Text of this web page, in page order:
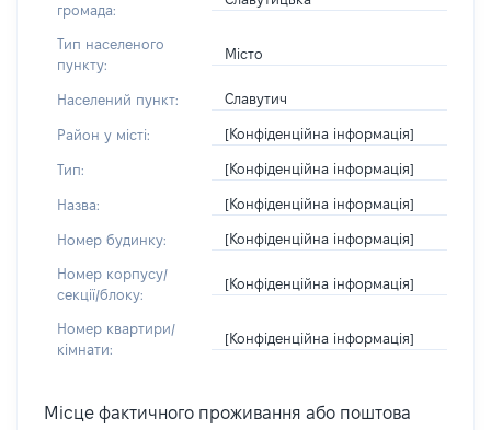
громада:
Тип населеного
пункту:
Місто
Населений пункт: Славутич
Район у місті: [Конфіденційна інформація]
Тип: [Конфіденційна інформація]
Назва: [Конфіденційна інформація]
Номер будинку: [Конфіденційна інформація]
Номер корпусу/
секції/блоку:
[Конфіденційна інформація]
Номер квартири/
кімнати:
[Конфіденційна інформація]
Місце фактичного проживання або поштова